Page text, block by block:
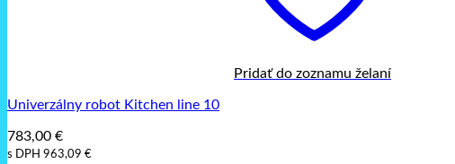
Pridať do zoznamu želaní
Univerzálny robot Kitchen line 10
783,00 €
s DPH 963,09 €